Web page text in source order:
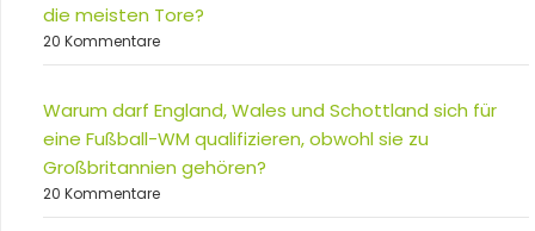
die meisten Tore?
20 Kommentare
Warum darf England, Wales und Schottland sich für
eine Fußball-WM qualifizieren, obwohl sie zu
Großbritannien gehören?
20 Kommentare